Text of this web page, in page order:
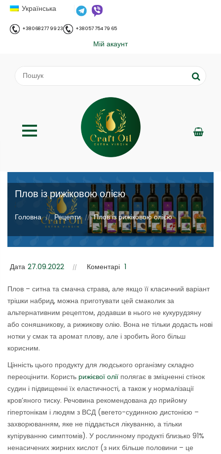
Українська
+38 068 277 99 23 +38 057 754 79 65
Мій акаунт
Плов із рижіковою олією
;
Головна // Рецепти // Плов із рижіковою олією
Дата 27.09.2022 Коментарі 1
Плов – ситна та смачна страва, але якщо її класичний варіант
трішки набрид, можна приготувати цей смаколик за
альтернативним рецептом, додавши в нього не кукурудзяну
або соняшникову, а рижикову олію. Вона не тільки додасть нові
нотки у смак та аромат плову, але і зробить його більш
корисним.
Цінність цього продукту для людського організму складно
переоцінити. Користь рижієвої олії полягає в зміцненні стінок
судин і підвищенні їх еластичності, а також у нормалізації
кров’яного тиску. Речовина рекомендована до прийому
гіпертонікам і людям з ВСД (вегето-судинною дистонією –
захворюванням, яке не піддається лікуванню, а тільки
купіруванню симптомів). У рослинному продукті близько 91%
ненасичених жирних кислот (з них більше половини – це